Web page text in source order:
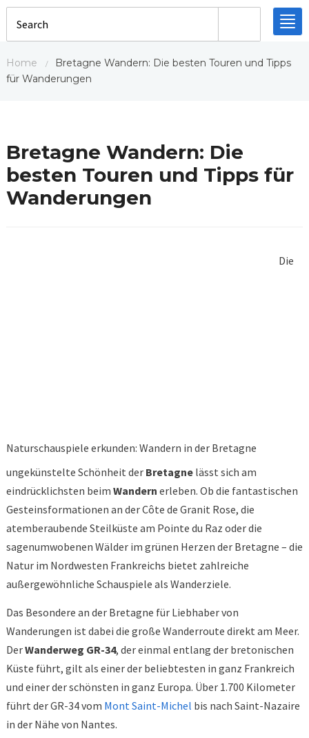
Home /
Bretagne Wandern: Die besten Touren und Tipps
für Wanderungen
Bretagne Wandern: Die
besten Touren und Tipps für
Wanderungen
Naturschauspiele erkunden: Wandern in der Bretagne
Die
ungekünstelte Schönheit der Bretagnelässt sich am
eindrücklichsten beim Wandern erleben. Ob die fantastischen
Gesteinsformationen an der Côte de Granit Rose, die
atemberaubende Steilküste am Pointe du Raz oder die
sagenumwobenen Wälder im grünen Herzen der Bretagne – die
Natur im Nordwesten Frankreichs bietet zahlreiche
außergewöhnliche Schauspiele als Wanderziele.
Das Besondere an der Bretagne für Liebhaber von
Wanderungen ist dabei die große Wanderroute direkt am Meer.
DerWanderweg GR-34, der einmal entlang der bretonischen
Küste führt, gilt als einer der beliebtesten in ganz Frankreich
und einer der schönsten in ganz Europa. Über 1.700 Kilometer
führt der GR-34 vom Mont Saint-Michel bis nach Saint-Nazaire
in der Nähe von Nantes.